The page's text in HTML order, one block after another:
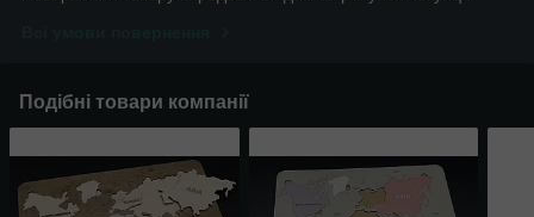
Подібні товари компанії